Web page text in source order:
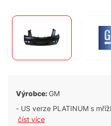
Výrobce:GM
- US verze PLATINUM s
číst více